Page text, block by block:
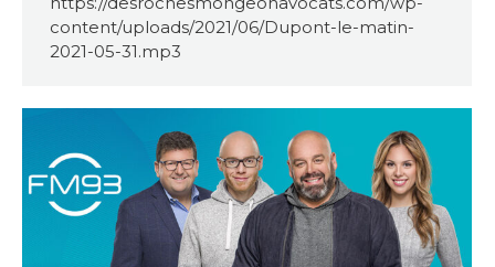
content/uploads/2021/06/Dupont-le-matin-
2021-05-31.mp3